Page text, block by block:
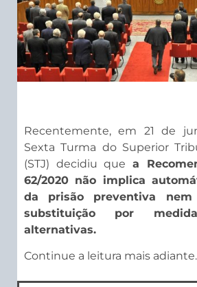
Recentemente, em 21 de
Sexta Turma do Superior
(STJ) decidiu que a
62/2020 não implica
da prisão preventiva
substituição por
alternativas.
Continue a leitura mais adiante.